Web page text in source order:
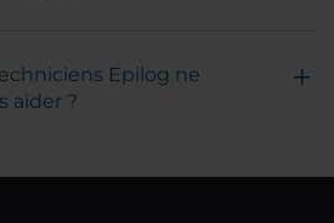
Epilog ne
aider ?